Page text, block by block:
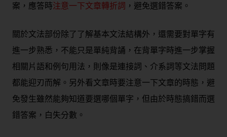
案，應答時注意一下文章轉折詞 ，避免選錯答案。
關於文法部份除了了解基本文法結構外，還需要對單字有
進一步熟悉，不能只是單純背誦，在背單字時進一步掌握
相關片語和例句用法，則像是連接詞、介系詞等文法問題
都能迎刃而解。另外看文章時要注意一下文章的時態，避
免發生雖然能夠知道要選哪個單字，但由於時態搞錯而選
錯答案，白失分數。